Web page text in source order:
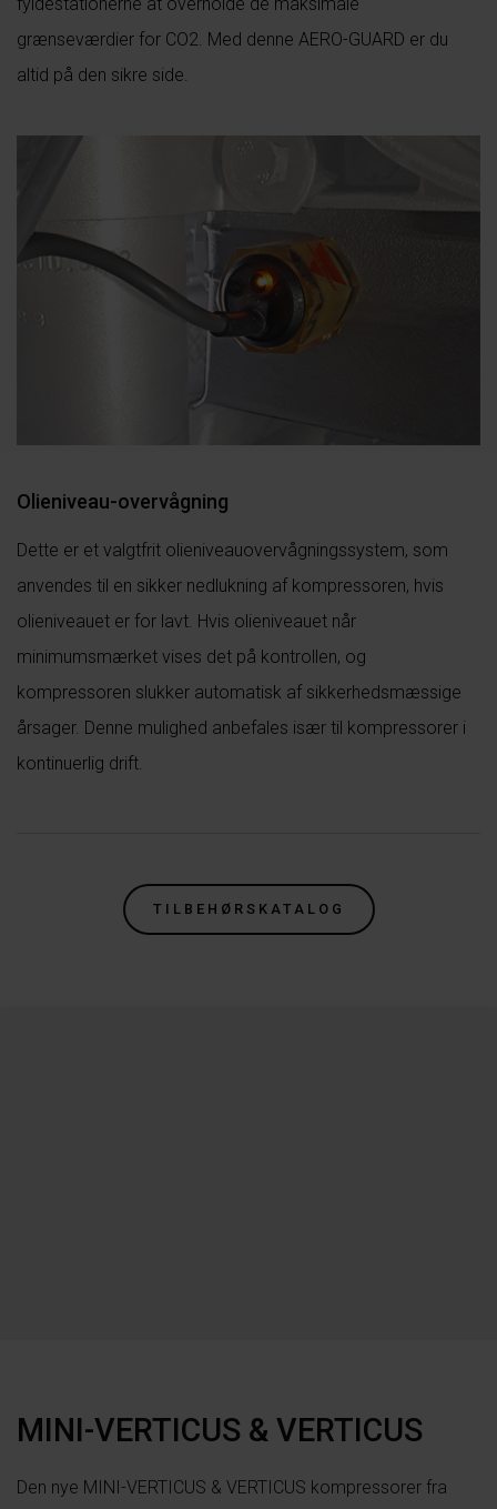
grænseværdier for CO2. Med denne AERO-GUARD er du
altid på den sikre side.
Olieniveau-overvågning
Dette er et valgtfrit olieniveauovervågningssystem, som
anvendes til en sikker nedlukning af kompressoren, hvis
olieniveauet er for lavt. Hvis olieniveauet når
minimumsmærket vises det på kontrollen, og
kompressoren slukker automatisk af sikkerhedsmæssige
årsager. Denne mulighed anbefales især til kompressorer i
kontinuerlig drift.
TILBEHØRSKATALOG
MINI-VERTICUS & VERTICUS
Den nye MINI-VERTICUS & VERTICUS kompressorer fra